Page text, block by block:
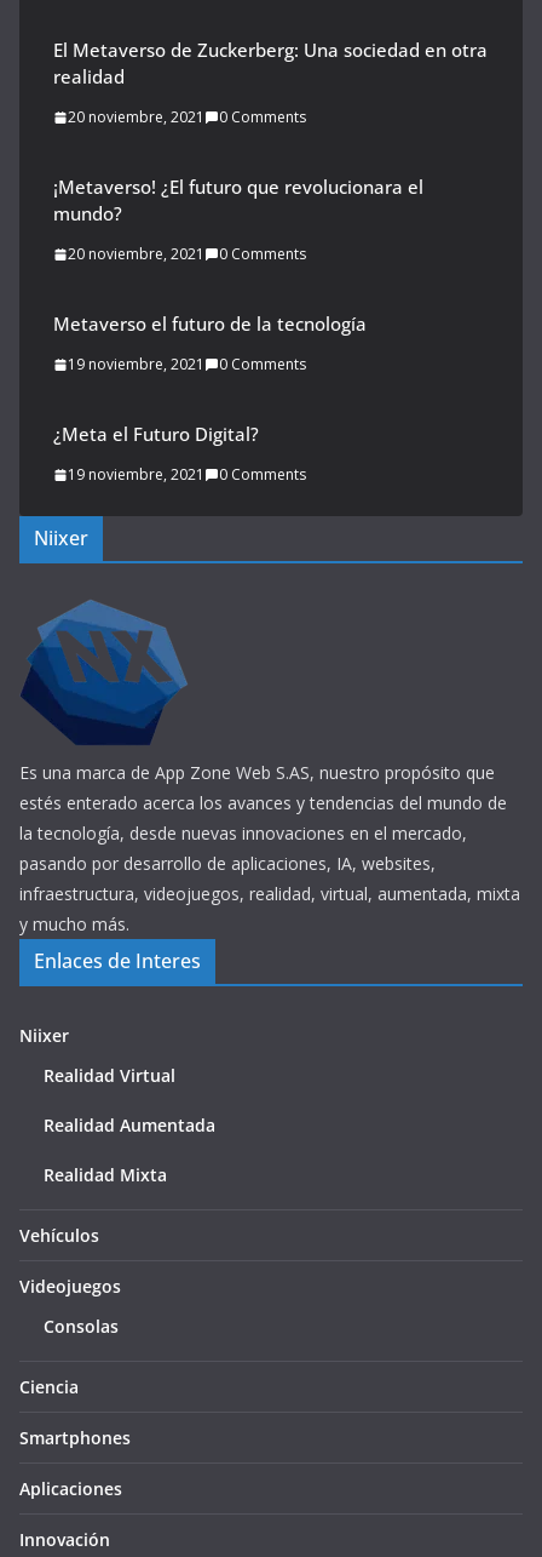
sociedad en otra realidad
mundo?
Metaverso el futuro de la tecnología
¿Meta el Futuro Digital?
19 noviembre, 2021 0 Comments
Es una marca de App Zone Web S.AS, nuestro propósito que
estés enterado acerca los avances y tendencias del mundo de
la tecnología, desde nuevas innovaciones en el mercado,
pasando por desarrollo de aplicaciones, IA, websites,
infraestructura, videojuegos, realidad, virtual, aumentada, mixta
y mucho más.
Niixer
Realidad Virtual
Realidad Aumentada
Vehículos
Videojuegos
Ciencia
Smartphones
Aplicaciones